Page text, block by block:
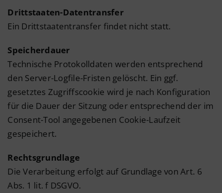
Drittstaaten-Datentransfer
Ein Drittstaatentransfer findet nicht statt.
Speicherdauer
Technische Protokolldaten werden entsprechend
den Server-Logfile-Fristen gelöscht. Ein ggf.
gesetztes Zugriffscookie wird je nach Konfiguration
für die Dauer der Sitzung oder entsprechend der im
Consent-Tool angegebenen Cookie-Laufzeit
gespeichert.
Rechtsgrundlage
Die Verarbeitung erfolgt auf Grundlage von Art. 6
Abs. 1 lit. f DSGVO.